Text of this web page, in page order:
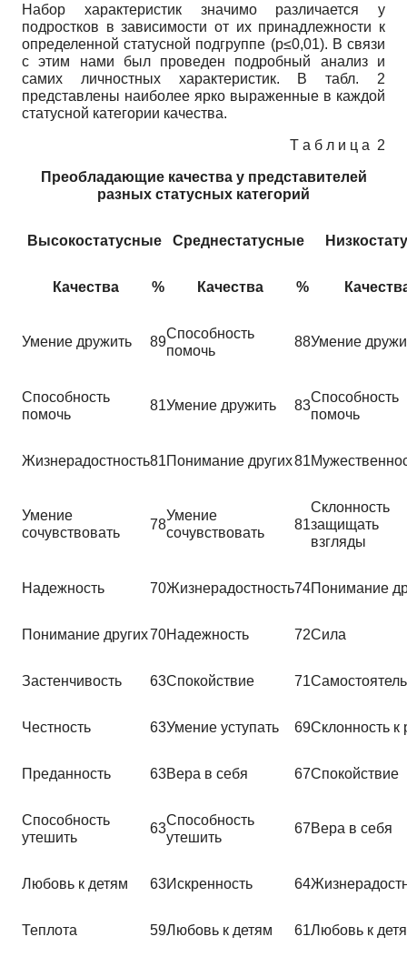
Набор характеристик значимо различается у
подростков в зависимости от их принадлежности к
определенной статусной подгруппе (p≤0,01). В связи
с этим нами был проведен подробный анализ и
самих личностных характеристик. В табл. 2
представлены наиболее ярко выраженные в каждой
статусной категории качества.
Т а б л и ц а 2
Преобладающие качества у представителей
разных статусных категорий
Высокостатусные Среднестатусные
Качества % Качества %
Умение дружить 89
Способность
помочь
88Умение
Способность
помочь
81Умение дружить 83
Способность
помочь
Жизнерадостность81Понимание других81
Умение
сочувствовать
78
Умение
сочувствовать
81
Склонность
защищать
взгляды
Надежность 70Жизнерадостность74Понимание
Понимание других70Надежность 72Сила
Застенчивость 63Спокойствие 71
Честность 63Умение уступать 69Склонность к
Преданность 63Вера в себя 67Спокойствие
Способность
утешить
63
Способность
утешить
67Вера в себя
Любовь к детям 63Искренность 64
Теплота 59Любовь к детям 61Любовь к